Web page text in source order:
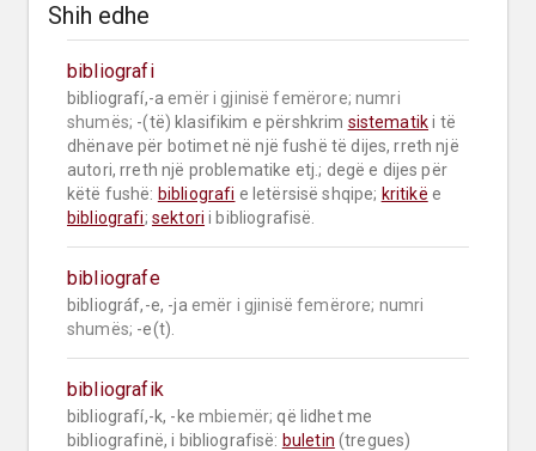
Shih edhe
bibliografi
bibliografí,-a emër i gjinisë femërore; numri
shumës; -(të) klasifikim e përshkrim sistematik i të
dhënave për botimet në një fushë të dijes, rreth një
autori, rreth një problematike etj.; degë e dijes për
këtë fushë: bibliografi e letërsisë shqipe; kritikë
bibliografi; sektori i bibliografisë.
bibliografe
bibliográf,-e, -ja emër i gjinisë femërore; numri
shumës; -e(t).
bibliografik
bibliografí,-k, -ke mbiemër; që lidhet me
bibliografinë, i bibliografisë: buletin (tregues)